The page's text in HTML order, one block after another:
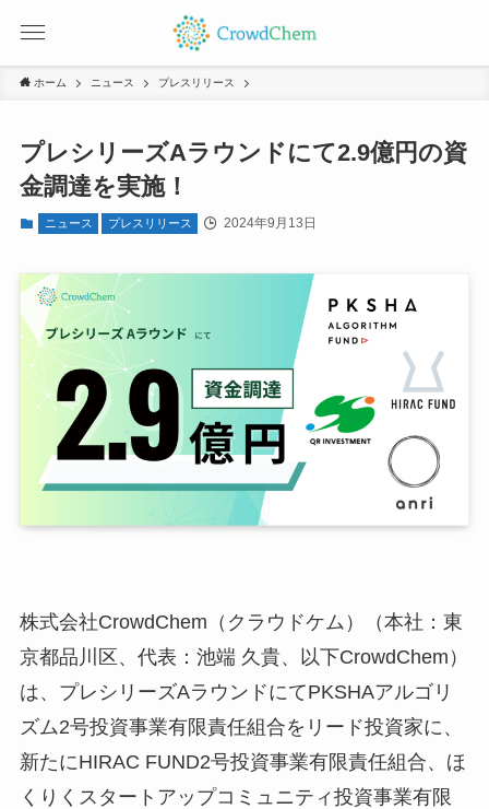
ホーム ニュース プレスリリース
プレシリーズAラウンドにて2.9億円の資
金調達を実施！
ニュース プレスリリース 2024年9月13日
株式会社CrowdChem（クラウドケム）（本社：東
京都品川区、代表：池端 久貴、以下CrowdChem）
は、プレシリーズAラウンドにてPKSHAアルゴリ
ズム2号投資事業有限責任組合をリード投資家に、
新たにHIRAC FUND2号投資事業有限責任組合、ほ
くりくスタートアップコミュニティ投資事業有限